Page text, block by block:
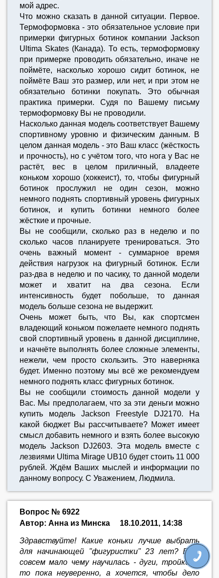
мой адрес.
Что можно сказать в данной ситуации. Первое.
Термоформовка - это обязательное условие при
примерки фигурных ботинок компании Jackson
Ultima Skates (Канада). То есть, термоформовку
при примерке проводить обязательно, иначе не
поймёте, насколько хорошо сидит ботинок, не
поймёте Ваш это размер, или нет, и при этом не
обязательно ботинки покупать. Это обычная
практика примерки. Судя по Вашему письму
термоформовку Вы не проводили.
Насколько данная модель соответствует Вашему
спортивному уровню и физическим данным. В
целом данная модель - это Ваш класс (жёсткость
и прочность), но с учётом того, что нога у Вас не
растёт, вес в целом приличный, владеете
коньком хорошо (хоккеист), то, чтобы фигурный
ботинок прослужил не один сезон, можно
немного поднять спортивный уровень фигурных
ботинок, и купить ботинки немного более
жёсткие и прочные.
Вы не сообщили, сколько раз в неделю и по
сколько часов планируете тренироваться. Это
очень важный момент - суммарное время
действия нагрузок на фигурный ботинок. Если
раз-два в неделю и по часику, то данной модели
может и хватит на два сезона. Если
интенсивность будет побольше, то данная
модель больше сезона не выдержит.
Очень может быть, что Вы, как спортсмен
владеющий коньком пожелаете немного поднять
свой спортивный уровень в данной дисциплине,
и начнёте выполнять более сложные элементы,
нежели, чем просто скользить. Это наверняка
будет. Именно поэтому мы всё же рекомендуем
немного поднять класс фигурных ботинок.
Вы не сообщили стоимость данной модели у
Вас. Мы предполагаем, что за эти деньги можно
купить модель Jackson Freestyle DJ2170. На
какой бюджет Вы рассчитываете? Может имеет
смысл добавить немного и взять более высокую
модель Jackson DJ2603. Эта модель вместе с
лезвиями Ultima Mirage UB10 будет стоить 11 000
рублей. Ждём Ваших мыслей и информации по
данному вопросу. С Уважением, Людмила.
Вопрос № 6922
Автор: Анна из Минска
18.10.2011, 14:38
Здравствуйте! Какие коньки лучше выбрать
для начинающей "фигуристки" 23 лет? Еще
совсем мало чему научилась - дуги, тройки, и
то пока неуверенно, а хочется, чтобы дело